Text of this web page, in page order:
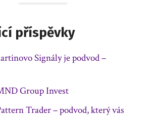
příspěvky
Signály je podvod –
Group Invest
Trader – podvod, který vás